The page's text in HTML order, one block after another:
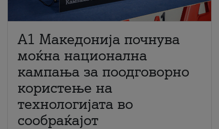
A1 Македонија почнува
моќна национална
кампања за поодговорно
користење на
технологијата во
сообраќајот